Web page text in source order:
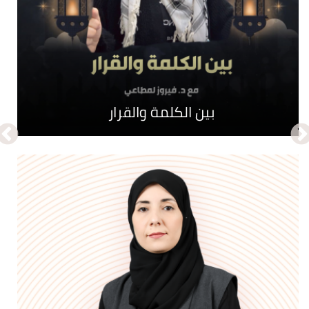
نبض الحواري
بين الكلمة والقرار
جـرائم تأبى النسيان